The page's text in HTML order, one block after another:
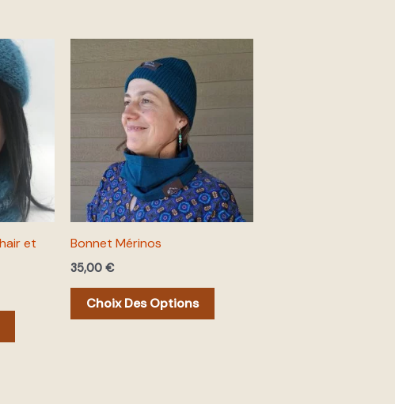
et
Ce
produit
a
plusieurs
variations.
Les
options
peuvent
du
Bonnet Mérinos
35,00 €
Choix Des Options
variations.
options
peuvent
page